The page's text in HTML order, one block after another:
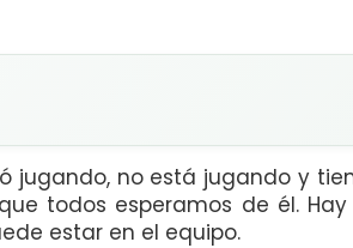
jugando, no está jugando y
todos esperamos de él.
estar en el equipo.